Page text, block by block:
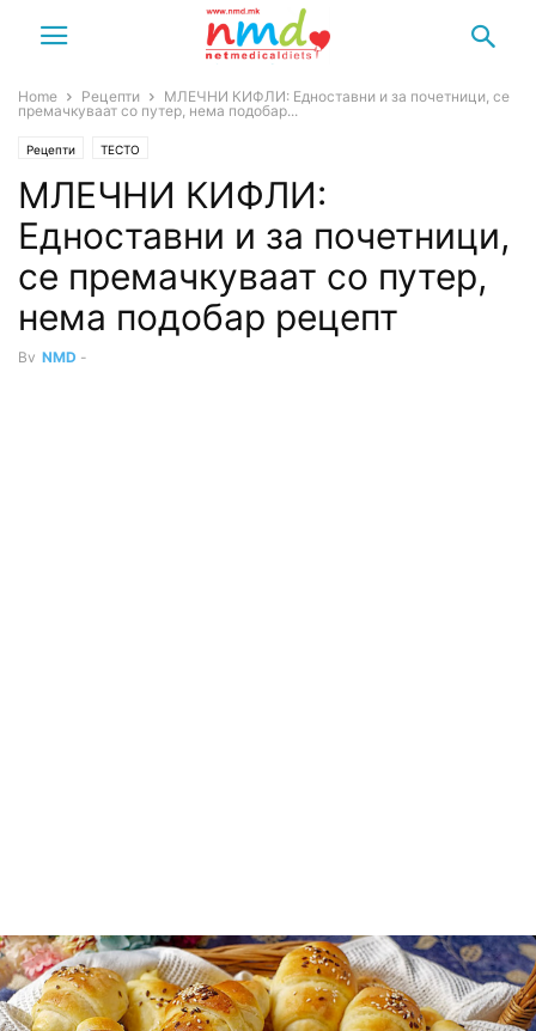
Home Рецепти
МЛЕЧНИ КИФЛИ: Едноставни и за почетници, се
премачкуваат со путер, нема подобар...
Рецепти ТЕСТО
МЛЕЧНИ КИФЛИ:
Едноставни и за почетници,
се премачкуваат со путер,
нема подобар рецепт
By NMD -